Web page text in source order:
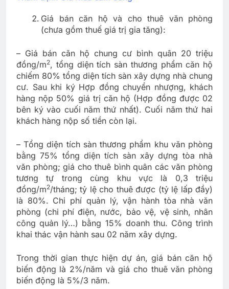
Giá bán căn hộ và cho thuê văn phòng
(chưa gồm thuế giá trị gia tăng):
– Giá bán căn hộ chung cư bình quân 20 triệu
đồng/m2, tổng diện tích sàn thương phẩm căn hộ
chiếm 80% tổng diện tích sàn xây dựng nhà chung
cư. Sau khi ký Hợp đồng chuyển nhượng, khách
hàng nộp 50% giá trị căn hộ (Hợp đồng được 02
bên ký vào cuối năm thứ nhất). Cuối năm thứ hai
khách hàng nộp số tiền còn lại.
– Tổng diện tích sàn thương phẩm khu văn phòng
bằng 75% tổng diện tích sàn xây dựng tòa nhà
văn phòng; giá cho thuê bình quân các văn phòng
tương tự trong cùng khu vực là 0,3 triệu
đồng/m2/tháng; tỷ lệ cho thuê được (tỷ lệ lấp đầy)
là 80%. Chi phí quản lý, vận hành tòa nhà văn
phòng (chi phí điện, nước, bảo vệ, vệ sinh, nhân
công quản lý…) bằng 15% doanh thu. Công trình
khai thác vận hành sau 02 năm xây dựng.
Trong thời gian thực hiện dự án, giá bán căn hộ
biến động là 2%/năm và giá cho thuê văn phòng
biến động là 5%/3 năm.